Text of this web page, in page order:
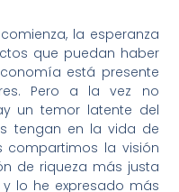
la esperanza
que puedan haber
está presente
Pero a la vez no
un temor latente del
tengan en la vida de
compartimos la visión
de riqueza más justa
lo he expresado más